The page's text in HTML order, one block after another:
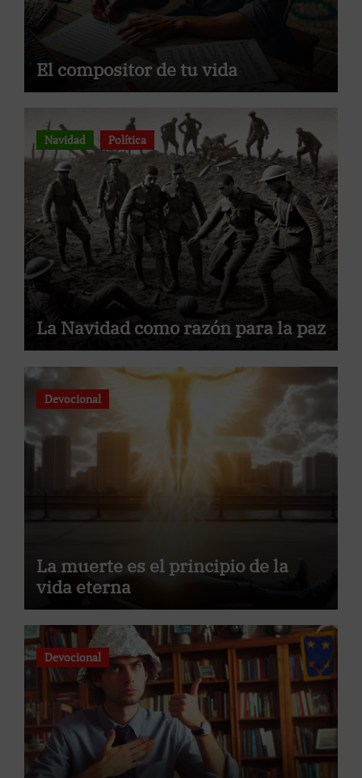
El compositor de tu vida
Navidad Política
La Navidad como razón para la paz
Devocional
La muerte es el principio de la
vida eterna
Devocional